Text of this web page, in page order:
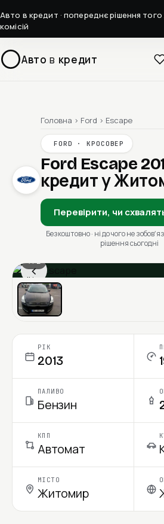
Авто в кредит · попереднє рішення
комісій
Авто в кредит
Головна › Ford › Escape
FORD · КРОСОВЕР
Ford Escape
кредит у
Перевірити, чи
Безкоштовно · ні до чого не
рішення сьогодні
‹
1 / 2
Ціна в місяць
РІК
2013
ПАЛИВО
Бензин
КПП
Автомат
МІСТО
Житомир